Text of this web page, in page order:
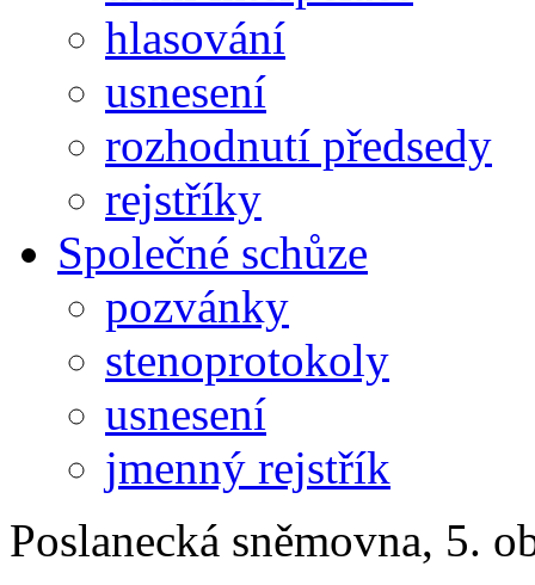
hlasování
usnesení
rozhodnutí předsedy
rejstříky
Společné schůze
pozvánky
stenoprotokoly
usnesení
jmenný rejstřík
Poslanecká sněmovna, 5.